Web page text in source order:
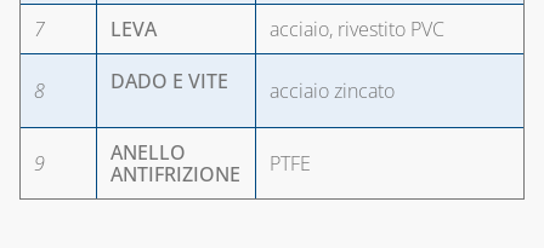
7 LEVA acciaio, rivestito PVC
8 DADO E VITE acciaio zincato
9
ANELLO
ANTIFRIZIONE
PTFE